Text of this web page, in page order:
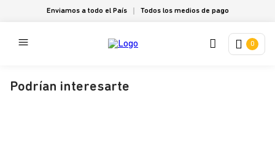
Enviamos a todo el País Todos los medios de pago
0
Podrían interesarte